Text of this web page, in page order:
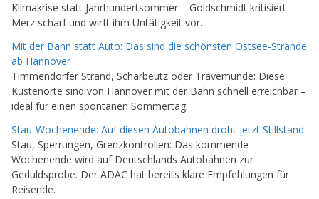
Klimakrise statt Jahrhundertsommer – Goldschmidt kritisiert
Merz scharf und wirft ihm Untätigkeit vor.
Mit der Bahn statt Auto: Das sind die schönsten Ostsee-Strände
ab Hannover
Timmendorfer Strand, Scharbeutz oder Travemünde: Diese
Küstenorte sind von Hannover mit der Bahn schnell erreichbar –
ideal für einen spontanen Sommertag.
Stau-Wochenende: Auf diesen Autobahnen droht jetzt Stillstand
Stau, Sperrungen, Grenzkontrollen: Das kommende
Wochenende wird auf Deutschlands Autobahnen zur
Geduldsprobe. Der ADAC hat bereits klare Empfehlungen für
Reisende.